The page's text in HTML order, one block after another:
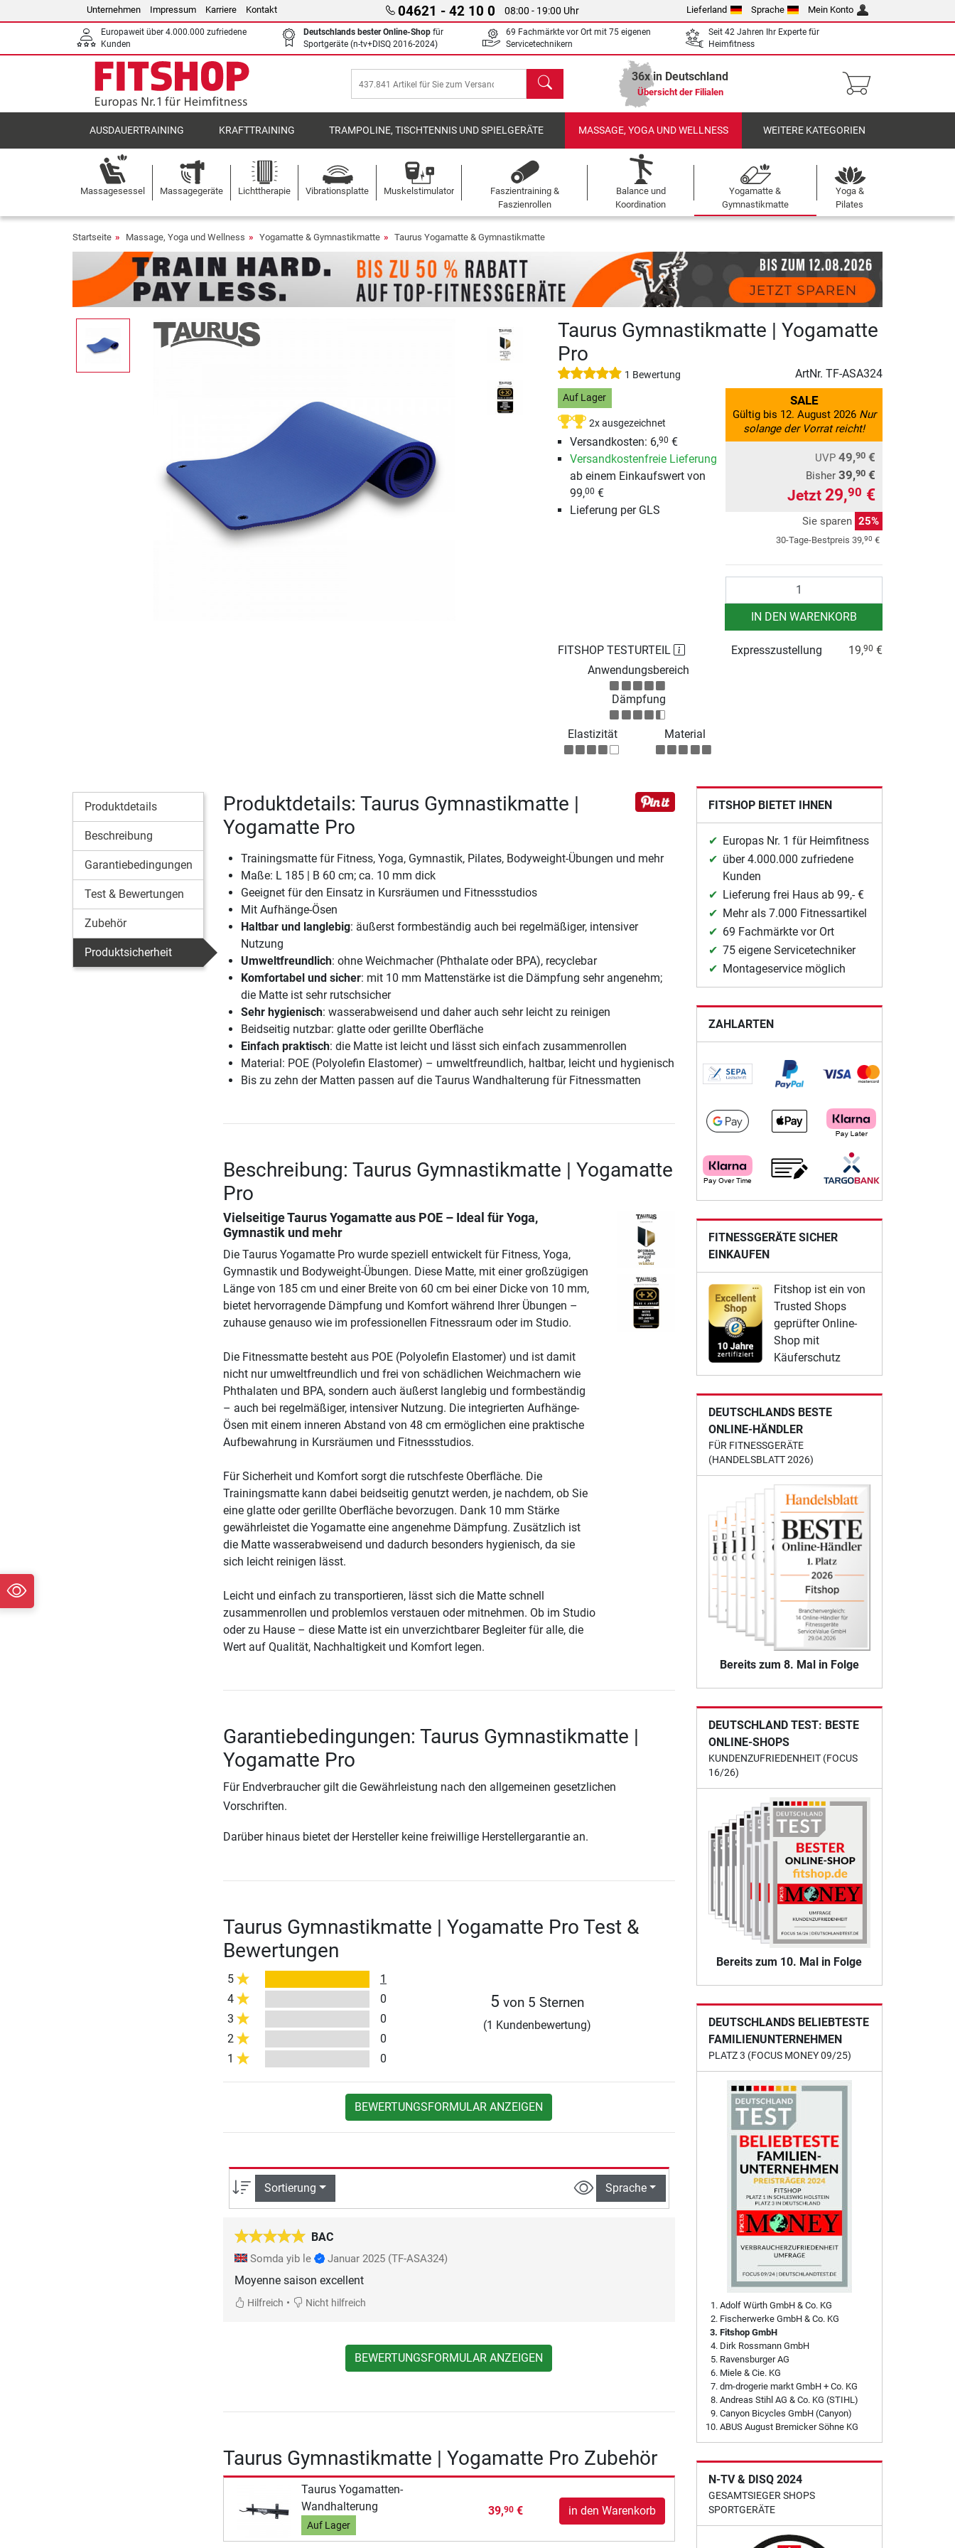
Unternehmen Impressum Karriere Kontakt 04621 - 42 10 0 08:00 - 19:00 Uhr Lieferland Sprache Mein Konto
Europaweit über 4.000.000 zufriedene
Kunden
Deutschlands bester Online-Shop für
Sportgeräte (n-tv+DISQ 2016-2024)
69 Fachmärkte vor Ort mit 75 eigenen
Servicetechnikern
Seit 42 Jahren Ihr Experte für
Heimfitness
Suchen 36x in Deutschland
Übersicht der Filialen
AUSDAUERTRAINING KRAFTTRAINING TRAMPOLINE, TISCHTENNIS UND SPIELGERÄTE MASSAGE, YOGA UND WELLNESS WEITERE KATEGORIEN
Massagesessel Massagegeräte Lichttherapie Vibrationsplatte Muskelstimulator
Faszientraining &
Faszienrollen
Balance und
Koordination
Yogamatte &
Gymnastikmatte
Yoga &
Pilates
Startseite Massage, Yoga und Wellness Yogamatte & Gymnastikmatte Taurus Yogamatte & Gymnastikmatte
Taurus Gymnastikmatte | Yogamatte
Pro
1 Bewertung ArtNr. TF-ASA324
Auf Lager
2x ausgezeichnet
Versandkosten: 6,90 €
Versandkostenfreie Lieferung
ab einem Einkaufswert von
99,00 €
Lieferung per GLS
SALE
Gültig bis 12. August 2026 Nur
solange der Vorrat reicht!
UVP 49,90 €
Bisher 39,90 €
Jetzt 29,90 €
Sie sparen 25%
30-Tage-Bestpreis 39,90 €
IN DEN WARENKORB
FITSHOP TESTURTEIL
Anwendungsbereich
Dämpfung
Elastizität Material
Expresszustellung 19,90 €
Produktdetails
Beschreibung
Garantiebedingungen
Test & Bewertungen
Zubehör
Produktsicherheit
Produktdetails: Taurus Gymnastikmatte |
Yogamatte Pro
Trainingsmatte für Fitness, Yoga, Gymnastik, Pilates, Bodyweight-Übungen und mehr
Maße: L 185 | B 60 cm; ca. 10 mm dick
Geeignet für den Einsatz in Kursräumen und Fitnessstudios
Mit Aufhänge-Ösen
Haltbar und langlebig: äußerst formbeständig auch bei regelmäßiger, intensiver
Nutzung
Umweltfreundlich: ohne Weichmacher (Phthalate oder BPA), recyclebar
Komfortabel und sicher: mit 10 mm Mattenstärke ist die Dämpfung sehr angenehm;
die Matte ist sehr rutschsicher
Sehr hygienisch: wasserabweisend und daher auch sehr leicht zu reinigen
Beidseitig nutzbar: glatte oder gerillte Oberfläche
Einfach praktisch: die Matte ist leicht und lässt sich einfach zusammenrollen
Material: POE (Polyolefin Elastomer) – umweltfreundlich, haltbar, leicht und hygienisch
Bis zu zehn der Matten passen auf die Taurus Wandhalterung für Fitnessmatten
Beschreibung: Taurus Gymnastikmatte | Yogamatte
Pro
Vielseitige Taurus Yogamatte aus POE – Ideal für Yoga,
Gymnastik und mehr
Die Taurus Yogamatte Pro wurde speziell entwickelt für Fitness, Yoga,
Gymnastik und Bodyweight-Übungen. Diese Matte, mit einer großzügigen
Länge von 185 cm und einer Breite von 60 cm bei einer Dicke von 10 mm,
bietet hervorragende Dämpfung und Komfort während Ihrer Übungen –
zuhause genauso wie im professionellen Fitnessraum oder im Studio.
Die Fitnessmatte besteht aus POE (Polyolefin Elastomer) und ist damit
nicht nur umweltfreundlich und frei von schädlichen Weichmachern wie
Phthalaten und BPA, sondern auch äußerst langlebig und formbeständig
– auch bei regelmäßiger, intensiver Nutzung. Die integrierten Aufhänge-
Ösen mit einem inneren Abstand von 48 cm ermöglichen eine praktische
Aufbewahrung in Kursräumen und Fitnessstudios.
Für Sicherheit und Komfort sorgt die rutschfeste Oberfläche. Die
Trainingsmatte kann dabei beidseitig genutzt werden, je nachdem, ob Sie
eine glatte oder gerillte Oberfläche bevorzugen. Dank 10 mm Stärke
gewährleistet die Yogamatte eine angenehme Dämpfung. Zusätzlich ist
die Matte wasserabweisend und dadurch besonders hygienisch, da sie
sich leicht reinigen lässt.
Leicht und einfach zu transportieren, lässt sich die Matte schnell
zusammenrollen und problemlos verstauen oder mitnehmen. Ob im Studio
oder zu Hause – diese Matte ist ein unverzichtbarer Begleiter für alle, die
Wert auf Qualität, Nachhaltigkeit und Komfort legen.
Garantiebedingungen: Taurus Gymnastikmatte |
Yogamatte Pro
Für Endverbraucher gilt die Gewährleistung nach den allgemeinen gesetzlichen
Vorschriften.
Darüber hinaus bietet der Hersteller keine freiwillige Herstellergarantie an.
Taurus Gymnastikmatte | Yogamatte Pro Test &
Bewertungen
5
1
4
0
3
0
2
0
1
0
5 von 5 Sternen
(1 Kundenbewertung)
BEWERTUNGSFORMULAR ANZEIGEN
Sortierung Sprache
BAC
Somda yib le Januar 2025 (TF-ASA324)
Moyenne saison excellent
Hilfreich • Nicht hilfreich
BEWERTUNGSFORMULAR ANZEIGEN
Taurus Gymnastikmatte | Yogamatte Pro Zubehör
Taurus Yogamatten-
Wandhalterung
Auf Lager
39,90€ in den Warenkorb
FITSHOP BIETET IHNEN
Europas Nr. 1 für Heimfitness
über 4.000.000 zufriedene
Kunden
Lieferung frei Haus ab 99,- €
Mehr als 7.000 Fitnessartikel
69 Fachmärkte vor Ort
75 eigene Servicetechniker
Montageservice möglich
ZAHLARTEN
FITNESSGERÄTE SICHER
EINKAUFEN
Fitshop ist ein von
Trusted Shops
geprüfter Online-
Shop mit
Käuferschutz
DEUTSCHLANDS BESTE
ONLINE-HÄNDLER
FÜR FITNESSGERÄTE
(HANDELSBLATT 2026)
Bereits zum 8. Mal in Folge
DEUTSCHLAND TEST: BESTE
ONLINE-SHOPS
KUNDENZUFRIEDENHEIT (FOCUS
16/26)
Bereits zum 10. Mal in Folge
DEUTSCHLANDS BELIEBTESTE
FAMILIENUNTERNEHMEN
PLATZ 3 (FOCUS MONEY 09/25)
Adolf Würth GmbH & Co. KG
Fischerwerke GmbH & Co. KG
Fitshop GmbH
Dirk Rossmann GmbH
Ravensburger AG
Miele & Cie. KG
dm-drogerie markt GmbH + Co. KG
Andreas Stihl AG & Co. KG (STIHL)
Canyon Bicycles GmbH (Canyon)
ABUS August Bremicker Söhne KG
N-TV & DISQ 2024
GESAMTSIEGER SHOPS
SPORTGERÄTE